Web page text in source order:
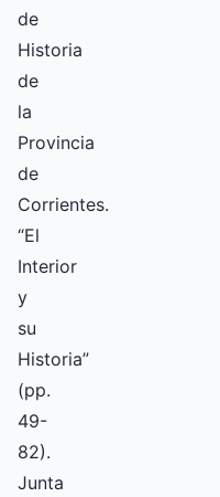
de
Historia
de
la
Provincia
de
Corrientes.
“El
Interior
y
su
Historia”
(pp.
49-
82).
Junta